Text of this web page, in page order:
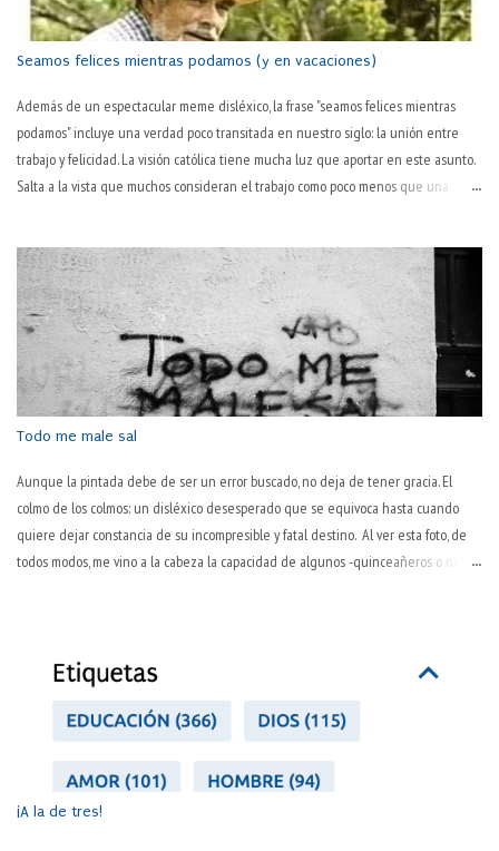
Seamos felices mientras podamos (y en vacaciones)
Además de un espectacular meme disléxico, la frase "seamos felices mientras
podamos" incluye una verdad poco transitada en nuestro siglo: la unión entre
trabajo y felicidad. La visión católica tiene mucha luz que aportar en este asunto.
Salta a la vista que muchos consideran el trabajo como poco menos que una
trabajo, todos lo sabemos. El hablar normal —y quizás ya poco habitual— así lo
sugiere: "este pantalón lo tienes ya muy trabajado; cámbiatelo". El trabajo
desgasta. ¿Pero es lo único que hace? Es más, ¿es lo que consigue de modo
primario? ¿No será ese desgaste una consecuencia habitual pero no necesaria
en su esencia, sino algo debido a la inevitable corporalidad y temporalidad? Por
pasos, que la sociedad actual es tozuda. "La pasión es el motor del trabajo" Así lo
decía Pep Guardiola,...
Todo me male sal
Aunque la pintada debe de ser un error buscado, no deja de tener gracia. El
colmo de los colmos: un disléxico desesperado que se equivoca hasta cuando
quiere dejar constancia de su incompresible y fatal destino. Al ver esta foto, de
todos modos, me vino a la cabeza la capacidad de algunos -quinceañeros o no- de
personas así. Dos, como mínimo. Los primeros lo hacen por llamar la atención, por
autoestima baja) tienen las gafas oscurecidas y todo lo que ven es oscuro y torpe:
tan negado que en todo se equivoque. Dicen los pesimistas que los opt...
¡A la de tres!